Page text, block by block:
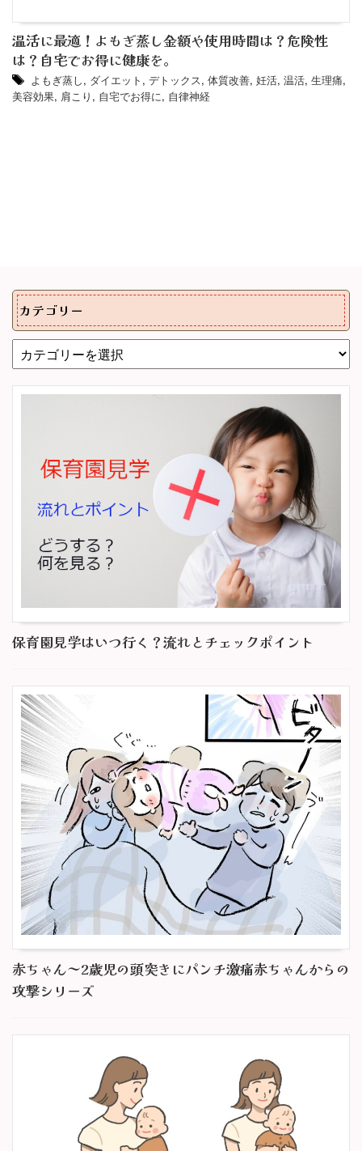
温活に最適！よもぎ蒸し金額や使用時間は？危険性
は？自宅でお得に健康を。
よもぎ蒸し, ダイエット , デトックス, 体質改善, 妊活, 温活, 生理痛,
美容効果, 肩こり , 自宅でお得に, 自律神経
カテゴリー
保育園見学はいつ行く？流れとチェックポイント
赤ちゃん～2歳児の頭突きにパンチ激痛赤ちゃんからの
攻撃シリーズ